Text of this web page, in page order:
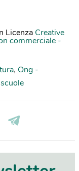
Licenza Creative
commerciale -
, Ong -
scuole